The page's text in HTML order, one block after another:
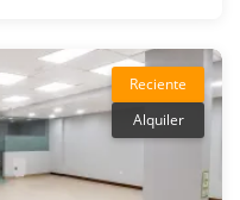
Reciente
Alquiler